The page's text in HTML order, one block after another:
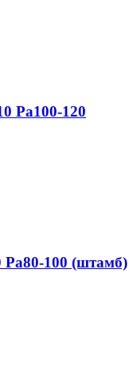
Pa100-120
Pa80-100 (штамб)